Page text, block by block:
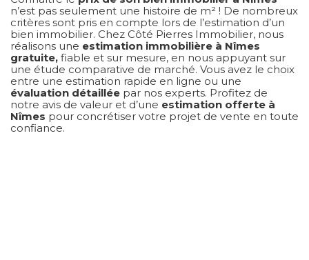
n’est pas seulement une histoire de m² ! De nombreux
critères sont pris en compte lors de l’estimation d’un
bien immobilier. Chez Côté Pierres Immobilier, nous
réalisons une estimation immobilière à Nîmes
gratuite, fiable et sur mesure, en nous appuyant sur
une étude comparative de marché. Vous avez le choix
entre une estimation rapide en ligne ou une
évaluation détaillée par nos experts. Profitez de
notre avis de valeur et d’une estimation offerte à
Nîmes pour concrétiser votre projet de vente en toute
confiance.